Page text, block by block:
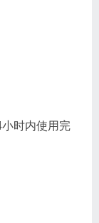
时内使用完